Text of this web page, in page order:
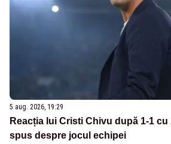
5 aug. 2026, 19:29
Reacția lui Cristi Chivu după 1-1 cu
spus despre jocul echipei